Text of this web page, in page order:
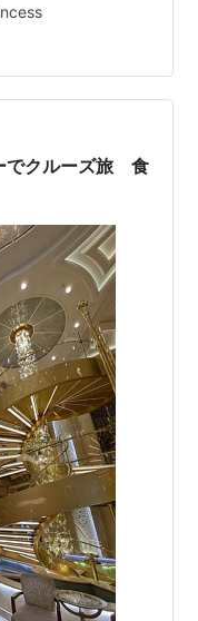
た。 お酒も飲み放
が メインのロブス
ワインも進んでし
したね。 寄港地な
、明朝にはシドニ
クルーズ旅 食